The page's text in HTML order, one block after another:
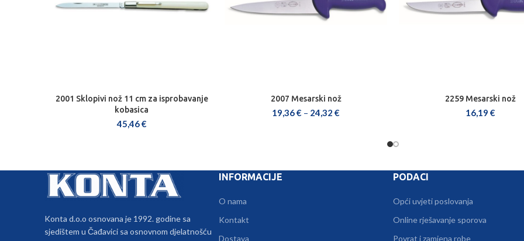
DODAJ U KOŠARICU
2001 Sklopivi nož 11 cm za isprobavanje
kobasica
45,46€
ODABERI OPCIJE
2007 Mesarski nož
19,36€ – 24,32 €
ODABERI OPCIJE
2259 Mesarski nož
16,19 €
Konta d.o.o osnovana je 1992. godine sa
sjedištem u Čađavici sa osnovnom djelatnošću
INFORMACIJE
O nama
Kontakt
Dostava
PODACI
Opći uvjeti poslovanja
Online rješavanje sporova
Povrat i zamjena robe